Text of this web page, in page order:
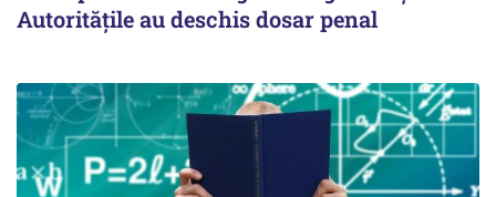
Autoritățile au deschis dosar penal